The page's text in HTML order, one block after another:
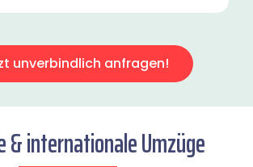
unverbindlich anfragen!
& internationale Umzüge